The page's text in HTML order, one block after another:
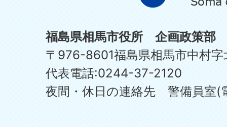
福島県相馬市役所 企画政策部
〒976-8601福島県相馬市中村
代表電話:0244-37-2120
夜間・休日の連絡先 警備員室